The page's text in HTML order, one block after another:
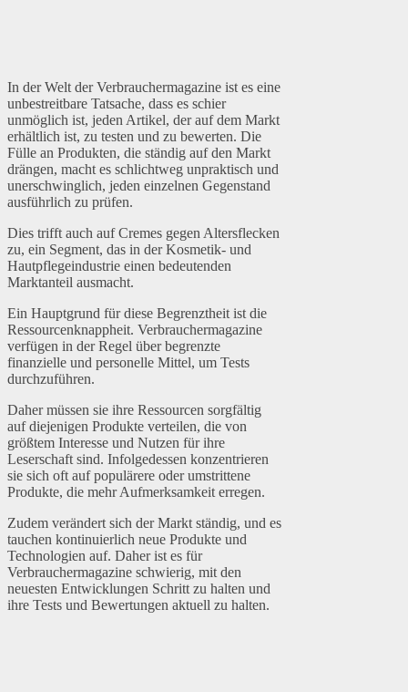
In der Welt der Verbrauchermagazine ist es eine
unbestreitbare Tatsache, dass es schier
unmöglich ist, jeden Artikel, der auf dem Markt
erhältlich ist, zu testen und zu bewerten. Die
Fülle an Produkten, die ständig auf den Markt
drängen, macht es schlichtweg unpraktisch und
unerschwinglich, jeden einzelnen Gegenstand
ausführlich zu prüfen.
Dies trifft auch auf Cremes gegen Altersflecken
zu, ein Segment, das in der Kosmetik- und
Hautpflegeindustrie einen bedeutenden
Marktanteil ausmacht.
Ein Hauptgrund für diese Begrenztheit ist die
Ressourcenknappheit. Verbrauchermagazine
verfügen in der Regel über begrenzte
finanzielle und personelle Mittel, um Tests
durchzuführen.
Daher müssen sie ihre Ressourcen sorgfältig
auf diejenigen Produkte verteilen, die von
größtem Interesse und Nutzen für ihre
Leserschaft sind. Infolgedessen konzentrieren
sie sich oft auf populärere oder umstrittene
Produkte, die mehr Aufmerksamkeit erregen.
Zudem verändert sich der Markt ständig, und es
tauchen kontinuierlich neue Produkte und
Technologien auf. Daher ist es für
Verbrauchermagazine schwierig, mit den
neuesten Entwicklungen Schritt zu halten und
ihre Tests und Bewertungen aktuell zu halten.